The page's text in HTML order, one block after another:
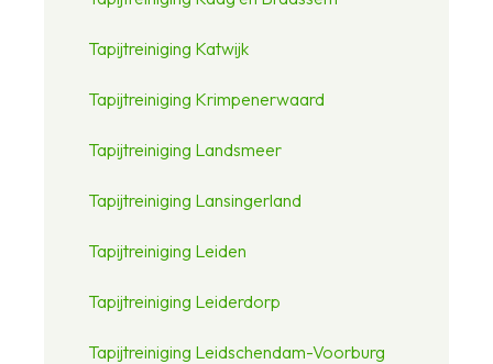
Tapijtreiniging Katwijk
Tapijtreiniging Krimpenerwaard
Tapijtreiniging Landsmeer
Tapijtreiniging Lansingerland
Tapijtreiniging Leiden
Tapijtreiniging Leiderdorp
Tapijtreiniging Leidschendam-Voorburg